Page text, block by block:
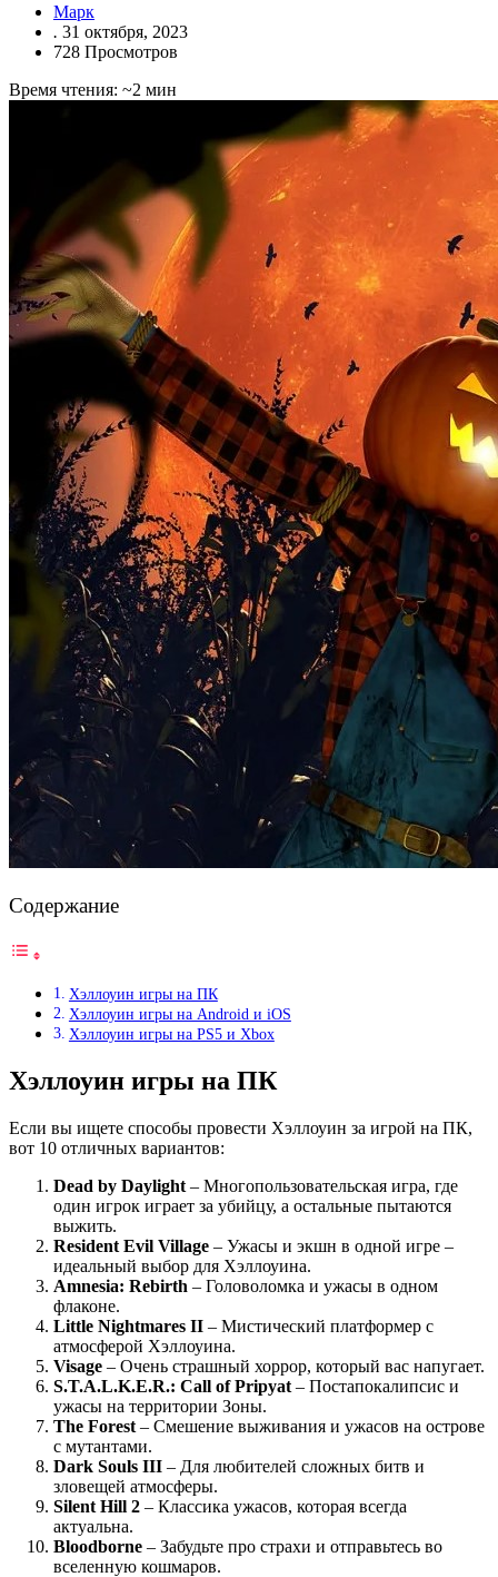
Марк
. 31 октября, 2023
728 Просмотров
Время чтения: ~2 мин
Содержание
Хэллоуин игры на ПК
Хэллоуин игры на Android и iOS
Хэллоуин игры на PS5 и Xbox
Хэллоуин игры на ПК
Если вы ищете способы провести Хэллоуин за игрой на ПК,
вот 10 отличных вариантов:
Dead by Daylight – Многопользовательская игра, где
один игрок играет за убийцу, а остальные пытаются
выжить.
Resident Evil Village – Ужасы и экшн в одной игре –
идеальный выбор для Хэллоуина.
Amnesia: Rebirth – Головоломка и ужасы в одном
флаконе.
Little Nightmares II – Мистический платформер с
атмосферой Хэллоуина.
Visage – Очень страшный хоррор, который вас напугает.
S.T.A.L.K.E.R.: Call of Pripyat – Постапокалипсис и
ужасы на территории Зоны.
The Forest – Смешение выживания и ужасов на острове
с мутантами.
Dark Souls III – Для любителей сложных битв и
зловещей атмосферы.
Silent Hill 2 – Классика ужасов, которая всегда
актуальна.
Bloodborne – Забудьте про страхи и отправьтесь во
вселенную кошмаров.